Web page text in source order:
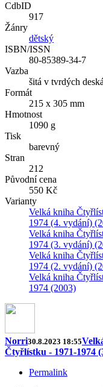
CdbID
917
Žánry
dětský
ISBN/ISSN
80-85389-34-7
Vazba
šitá v tvrdých
Formát
215 x 305 mm
Hmotnost
1090 g
Tisk
barevný
Stran
212
Původní cena
550 Kč
Varianty
Velká kniha
1974 (4. vydání)
Velká kniha
1974 (3. vydání)
Velká kniha
1974 (2. vydání)
Velká kniha
1974 (2003)
Norri30.8.2023 18:55
Čtyřlístku - 1971-1974
Permalink